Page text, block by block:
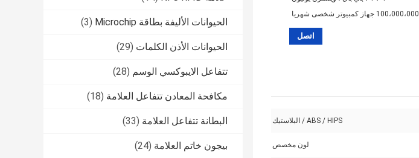
الحيوانات الأليفة بطاقة Microchip (3)
الحيوانات الأذن الكلمات (29)
تتفاعل الايبوكسي الوسم (28)
مكافحة المعادن تتفاعل العلامة (18)
البطانة تتفاعل العلامة (33)
بيجون خاتم العلامة (24)
100،000،000 جهاز كمبيوتر شخصى شهريا
اتصل
ABS / HIPS / البلاستيك
لون مخصص